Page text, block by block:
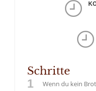
Schritte
1
Wenn du kein